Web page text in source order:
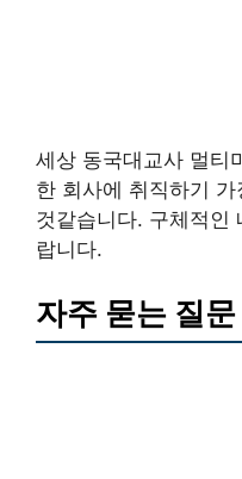
세상 동국대교사 멀티
한 회사에 취직하기
것같습니다. 구체적인
랍니다.
자주 묻는 질문